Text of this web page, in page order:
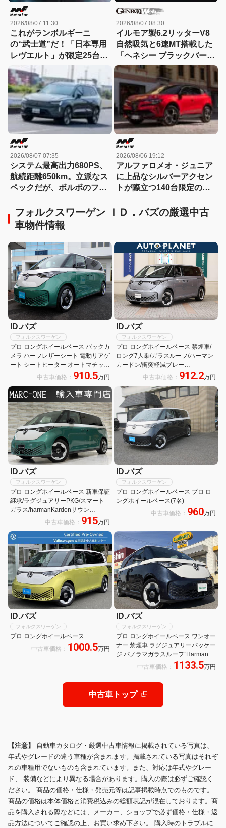
2026/08/07 11:30
これがランボルギーニ
の“武士道”だ！「日本専用
レヴエルト」が限定25台で
誕生!! その理由とは……？
2026/08/07 08:30
イルモア製6.2リッターV8
自然吸気と6速MT搭載した
「ヘネシー ブラックバー
ド」がデビュー【動画】
2026/08/07 07:35
システム最高出力680PS、
航続距離650km。立派なス
ペックだが、ボルボのフラ
力は数字以外にあった！
【ボルボEX90試乗】
2026/08/06 19:12
アルファロメオ・ジュニア
に上品なシルバーアクセン
トが際立つ140台限定の
が登場！
フォルクスワーゲン ＩＤ．バズの厳選中古
車物件情報
ID.バズ
フォルクスワーゲン
プロ ロングホイールベース バックカ
メラ ハーフレザーシート 電動リアゲ
ート シートヒーター オートマチック
ハイビーム USB入力端子 オートラ
テム LEDヘッドランプ レーンアシス
ト 記録簿
中古車価格： 910.5万円
ID.バズ
フォルクスワーゲン
プロ ロングホイールベース 禁煙車/
ロング7人乗/ガラスルーフ/ハーマン
カードン/衝突軽減ブレー
キ/ACC/Carplay/AndroidAuto/ハーフ
ゲート/両側電動スライドドア/アル
ミ/
中古車価格： 912.2万円
ID.バズ
フォルクスワーゲン
プロ ロングホイールベース 新車保証
継承/ラグジュアリーPKG/スマート
ガラス/harmanKardonサウン
ド/Carplay/オールインセーフティ/シ
ートヒーター/ステアリングヒーター/
両側電動スライドドア/純正20AW
中古車価格： 915万円
ID.バズ
フォルクスワーゲン
プロ ロングホイールベース プロ ロ
ングホイールベース(7名)
中古車価格： 960万円
ID.バズ
フォルクスワーゲン
プロ ロングホイールベース
中古車価格： 1000.5万円
ID.バズ
フォルクスワーゲン
プロ ロングホイールベース ワンオー
ナー 禁煙車 ラグジュアリーパッケー
ジ パノラマガラスルーフ”Harman
Kardon”プレミアムサウンドシステ
側パワースライドドア
中古車価格： 1133.5万円
中古車トップ
【注意】 自動車カタログ・厳選中古車情報に掲載されている写真は、
年式やグレードの違う車種が含まれます。掲載されている写真はそれぞ
れの車種用でないものも含まれています。また、対応は年式やグレー
ド、 装備などにより異なる場合があります。購入の際は必ずご確認く
ださい。 商品の価格・仕様・発売元等は記事掲載時点でのものです。
商品の価格は本体価格と消費税込みの総額表記が混在しております。商
品を購入される際などには、メーカー、ショップで必ず価格・仕様・返
品方法についてご確認の上、お買い求め下さい。 購入時のトラブルに